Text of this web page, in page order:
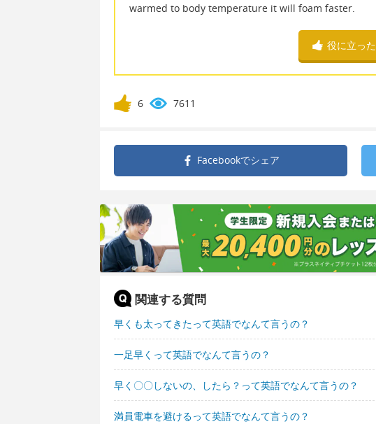
warmed to body temperature it will foam faster.
役に立った
6 7611
Facebookでシェア
関連する質問
早くも太ってきたって英語でなんて言うの？
一足早くって英語でなんて言うの？
早く〇〇しないの、したら？って英語でなんて言うの？
満員電車を避けるって英語でなんて言うの？